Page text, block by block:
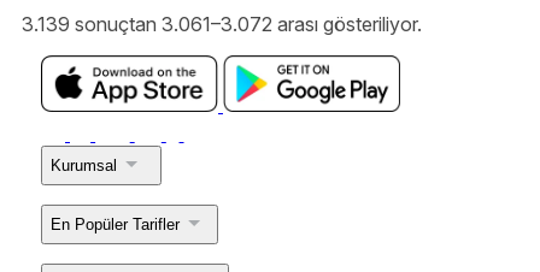
3.139 sonuçtan 3.061–3.072 arası gösteriliyor.
Kurumsal
En Popüler Tarifler